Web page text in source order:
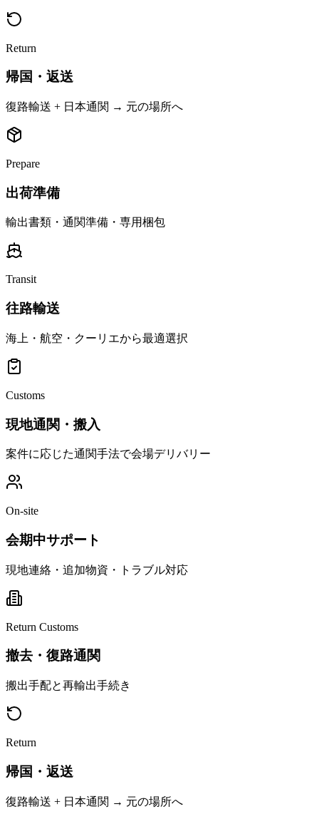
Return
帰国・返送
復路輸送 + 日本通関 → 元の場所へ
Prepare
出荷準備
輸出書類・通関準備・専用梱包
Transit
往路輸送
海上・航空・クーリエから最適選択
Customs
現地通関・搬入
案件に応じた通関手法で会場デリバリー
On-site
会期中サポート
現地連絡・追加物資・トラブル対応
Return Customs
撤去・復路通関
搬出手配と再輸出手続き
Return
帰国・返送
復路輸送 + 日本通関 → 元の場所へ